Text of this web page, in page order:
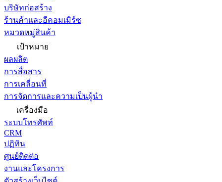
บริษัทก่อสร้าง
ร้านค้าและอีคอมเมิร์ซ
หมวดหมู่สินค้า
เป้าหมาย
ผลผลิต
การสื่อสาร
การเคลื่อนที่
การจัดการและความเป็นผู้นำ
เครื่องมือ
ระบบโทรศัพท์
CRM
ปฏิทิน
ศูนย์ติดต่อ
งานและโครงการ